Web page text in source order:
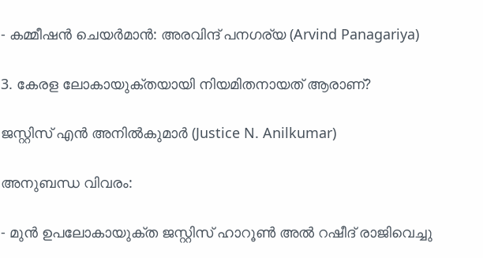
- കമ്മീഷൻ ചെയർമാൻ: അരവിന്ദ് പനഗര്യ (Arvind Panagariya)
3. കേരള ലോകായുക്തയായി നിയമിതനായത് ആരാണ്?
ജസ്റ്റിസ് എൻ അനിൽകുമാർ (Justice N. Anilkumar)
അനുബന്ധ വിവരം:
- മുൻ ഉപലോകായുക്ത ജസ്റ്റിസ് ഹാറൂൺ അൽ റഷീദ് രാജിവെച്ചു